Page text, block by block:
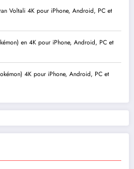
Voltali 4K pour iPhone, Android, PC et
en 4K pour iPhone, Android, PC et
4K pour iPhone, Android, PC et